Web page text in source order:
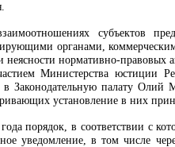
субъектов
органами,
неясности нормативно-правовых
Министерства юстиции
в Законодательную палату
установление в них
порядок, в соответствии с
уведомление, в том числе